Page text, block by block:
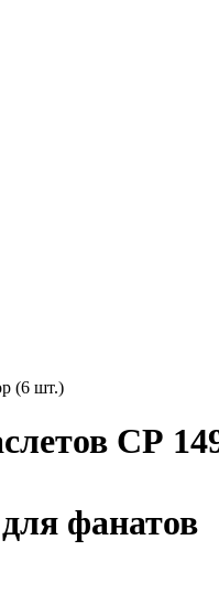
(6 шт.)
СР
фанатов